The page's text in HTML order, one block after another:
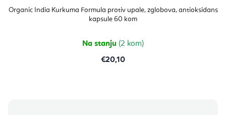
Organic India Kurkuma Formula protiv upale, zglobova, antioksidans
kapsule 60 kom
Na stanju (2 kom)
€20,10